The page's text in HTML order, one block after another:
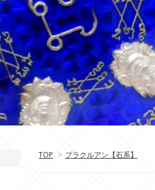
TOP > プラクルアン【石系】